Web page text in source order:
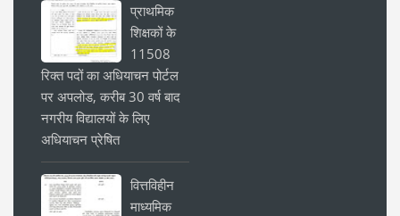
प्राथमिक
शिक्षकों के
11508
रिक्त पदों का अधियाचन पोर्टल
पर अपलोड, करीब 30 वर्ष बाद
नगरीय विद्यालयों के लिए
अधियाचन प्रेषित
वित्तविहीन
माध्यमिक